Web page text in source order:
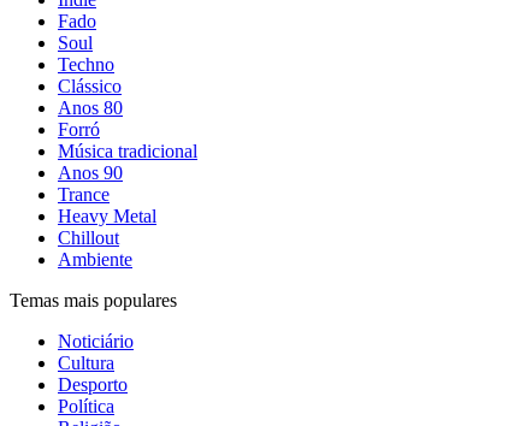
Fado
Soul
Techno
Clássico
Anos 80
Forró
Música tradicional
Anos 90
Trance
Heavy Metal
Chillout
Ambiente
Temas mais populares
Noticiário
Cultura
Desporto
Política